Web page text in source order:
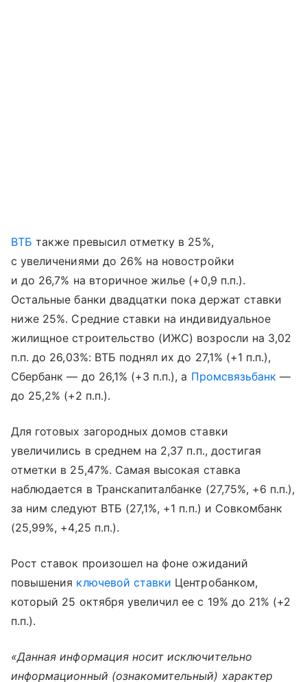
ВТБ также превысил отметку в 25%,
с увеличениями до 26% на новостройки
и до 26,7% на вторичное жилье (+0,9 п.п.).
Остальные банки двадцатки пока держат ставки
ниже 25%. Средние ставки на индивидуальное
жилищное строительство (ИЖС) возросли на 3,02
п.п. до 26,03%: ВТБ поднял их до 27,1% (+1 п.п.),
Сбербанк — до 26,1% (+3 п.п.), а Промсвязьбанк —
до 25,2% (+2 п.п.).
Для готовых загородных домов ставки
увеличились в среднем на 2,37 п.п., достигая
отметки в 25,47%. Самая высокая ставка
наблюдается в Транскапиталбанке (27,75%, +6 п.п.),
за ним следуют ВТБ (27,1%, +1 п.п.) и Совкомбанк
(25,99%, +4,25 п.п.).
Рост ставок произошел на фоне ожиданий
повышения ключевой ставки Центробанком,
который 25 октября увеличил ее с 19% до 21% (+2
п.п.).
«Данная информация носит исключительно
информационный (ознакомительный) характер